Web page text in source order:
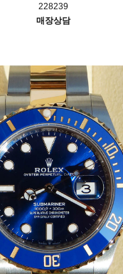
228239
매장상담